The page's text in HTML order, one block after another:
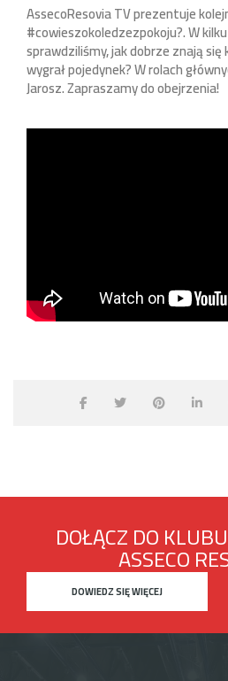
AssecoResovia TV prezentuje
#cowieszokoledzezpokoju?. W
sprawdziliśmy, jak dobrze znają
wygrał pojedynek? W rolach
Jarosz. Zapraszamy do obejrzenia!
DOŁĄCZ DO
ASSECO
DOWIEDZ SIĘ WIĘCEJ